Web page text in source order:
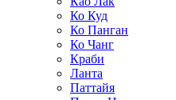
Ко Куд
Ко Панган
Ко Чанг
Краби
Ланта
Паттайя